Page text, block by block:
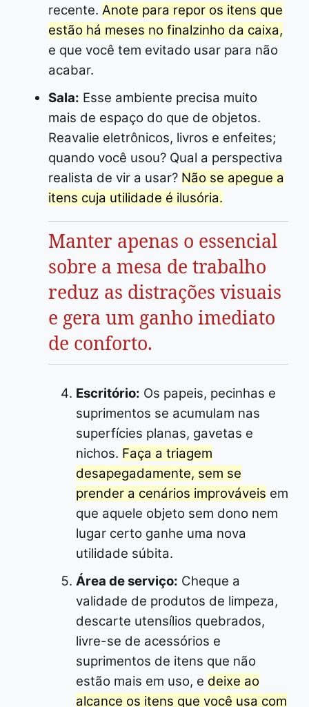
recente. Anote para repor os itens que
estão há meses no finalzinho da caixa,
e que você tem evitado usar para não
acabar.
Sala: Esse ambiente precisa muito
mais de espaço do que de objetos.
Reavalie eletrônicos, livros e enfeites;
quando você usou? Qual a perspectiva
realista de vir a usar? Não se apegue a
itens cuja utilidade é ilusória.
Manter apenas o essencial
sobre a mesa de trabalho
reduz as distrações visuais
e gera um ganho imediato
de conforto.
Escritório: Os papeis, pecinhas e
suprimentos se acumulam nas
superfícies planas, gavetas e
nichos. Faça a triagem
desapegadamente, sem se
prender a cenários improváveis em
que aquele objeto sem dono nem
lugar certo ganhe uma nova
utilidade súbita.
Área de serviço: Cheque a
validade de produtos de limpeza,
descarte utensílios quebrados,
livre-se de acessórios e
suprimentos de itens que não
estão mais em uso, e deixe ao
alcance os itens que você usa com